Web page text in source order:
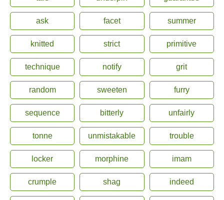
ask facet summer
knitted strict primitive
technique notify grit
random sweeten furry
sequence bitterly unfairly
tonne unmistakable trouble
locker morphine imam
crumple shag indeed